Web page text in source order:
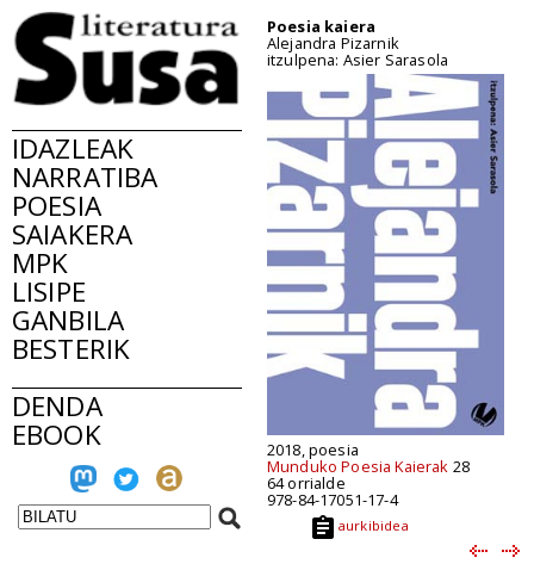
IDAZLEAK
NARRATIBA
POESIA
SAIAKERA
MPK
LISIPE
GANBILA
BESTERIK
DENDA
EBOOK
Poesia kaiera
Alejandra Pizarnik
itzulpena: Asier Sarasola
2018, poesia
Munduko Poesia Kaierak 28
64 orrialde
978-84-17051-17-4
aurkibidea